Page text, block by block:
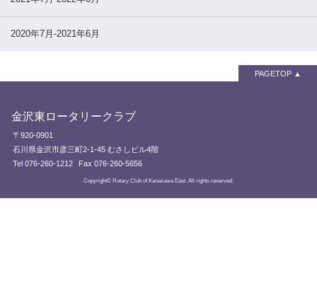
2020年7月-2021年6月
PAGETOP
金沢東ロータリークラブ
〒920-0901
石川県金沢市彦三町2-1-45 むさしビル4階
Tel 076-260-1212
Fax 076-260-5656
Copyright© Rotary Club of Kanazawa East. All rights reserved.